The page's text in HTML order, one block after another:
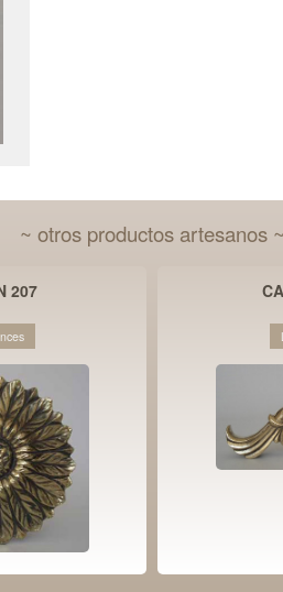
~ otros productos artesanos ~
207